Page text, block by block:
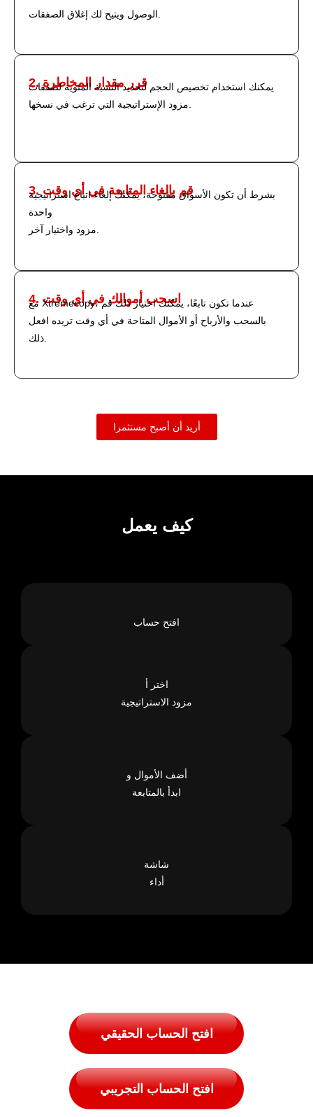
2. قرر مقدار المخاطرة
يمكنك استخدام تخصيص الحجم لتحديد النسبة المئوية لصفقات
3. قم بإلغاء المتابعة في أي وقت
بشرط أن تكون الأسواق مفتوحة، يمكنك إلغاء اتباع استراتيجية
واحدة
مزود واختيار آخر.
4. اسحب أموالك في أي وقت مع Xtremecopy، عندما تكون تابعًا، يمكنك اختيار ذلك قم
بالسحب والأرباح أو الأموال المتاحة في أي وقت تريده افعل
أريد أن أصبح مستثمرا
كيف يعمل
افتح حساب
اختر أ
مزود الاستراتيجية
أضف الأموال و
ابدأ بالمتابعة
شاشة
أداء
افتح الحساب الحقيقي
افتح الحساب التجريبي